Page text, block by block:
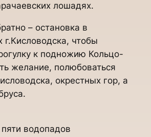
лошадях.
– остановка в
г.Кисловодска, чтобы
к подножию Кольцо-
желание, полюбоваться
окрестных гор, а
водопадов